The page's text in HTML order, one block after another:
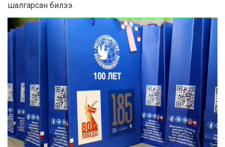
шалгарсан билээ.